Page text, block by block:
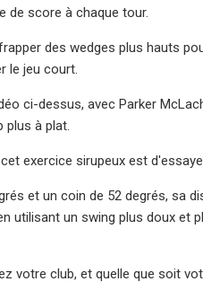
de score à chaque tour.
des wedges plus hauts
le jeu court.
ci-dessus, avec Parker
plus à plat.
exercice sirupeux est
et un coin de 52 degrés, sa
utilisant un swing plus doux et
votre club, et quelle que soit